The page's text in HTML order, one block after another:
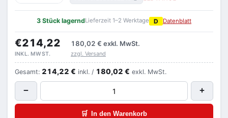
3 Stück lagerndLieferzeit 1–2 Werktage D Datenblatt
€214,22 180,02 € exkl. MwSt.
INKL. MWST. zzgl. Versand
Gesamt: 214,22 € inkl. / 180,02 € exkl. MwSt.
− +
🛒 In den Warenkorb